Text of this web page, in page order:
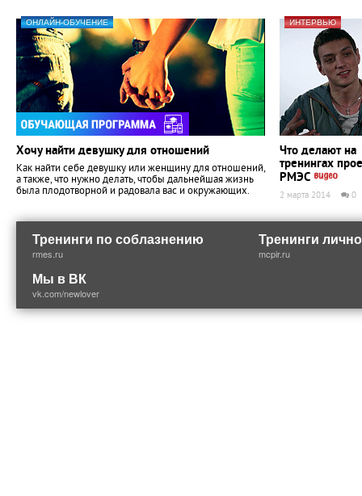
ОНЛАЙН-ОБУЧЕНИЕ
Хочу найти девушку для отношений
Как найти себе девушку или женщину для отношений,
а также, что нужно делать, чтобы дальнейшая жизнь
была плодотворной и радовала вас и окружающих.
ИНТЕРВЬЮ
Что делают на
тренингах
РМЭС
2 марта 2014 0
Тренинги по соблазнению
rmes.ru
Тренинги
mcpir.ru
Мы в ВК
vk.com/newlover